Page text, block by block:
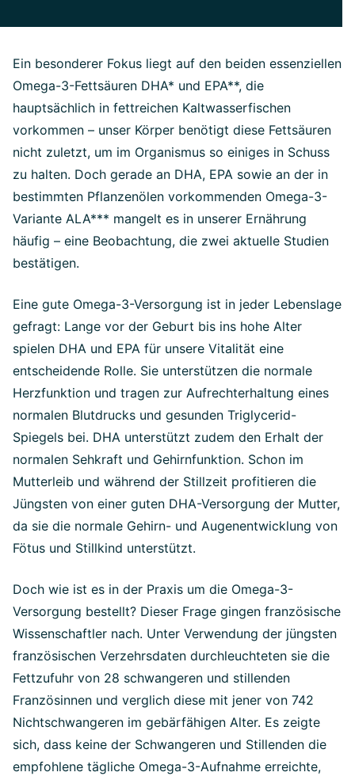
Ein besonderer Fokus liegt auf den beiden essenziellen
Omega-3-Fettsäuren DHA* und EPA**, die
hauptsächlich in fettreichen Kaltwasserfischen
vorkommen – unser Körper benötigt diese Fettsäuren
nicht zuletzt, um im Organismus so einiges in Schuss
zu halten. Doch gerade an DHA, EPA sowie an der in
bestimmten Pflanzenölen vorkommenden Omega-3-
Variante ALA*** mangelt es in unserer Ernährung
häufig – eine Beobachtung, die zwei aktuelle Studien
bestätigen.
Eine gute Omega-3-Versorgung ist in jeder Lebenslage
gefragt: Lange vor der Geburt bis ins hohe Alter
spielen DHA und EPA für unsere Vitalität eine
entscheidende Rolle. Sie unterstützen die normale
Herzfunktion und tragen zur Aufrechterhaltung eines
normalen Blutdrucks und gesunden Triglycerid-
Spiegels bei. DHA unterstützt zudem den Erhalt der
normalen Sehkraft und Gehirnfunktion. Schon im
Mutterleib und während der Stillzeit profitieren die
Jüngsten von einer guten DHA-Versorgung der Mutter,
da sie die normale Gehirn- und Augenentwicklung von
Fötus und Stillkind unterstützt.
Doch wie ist es in der Praxis um die Omega-3-
Versorgung bestellt? Dieser Frage gingen französische
Wissenschaftler nach. Unter Verwendung der jüngsten
französischen Verzehrsdaten durchleuchteten sie die
Fettzufuhr von 28 schwangeren und stillenden
Französinnen und verglich diese mit jener von 742
Nichtschwangeren im gebärfähigen Alter. Es zeigte
sich, dass keine der Schwangeren und Stillenden die
empfohlene tägliche Omega-3-Aufnahme erreichte,